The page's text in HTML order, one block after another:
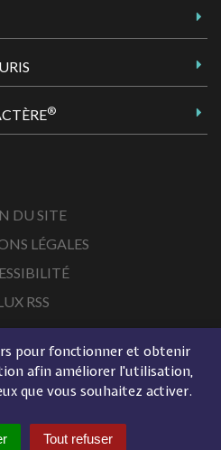
pour fonctionner et obtenir
afin améliorer l'utilisation,
que vous souhaitez activer.
Tout refuser
®
DU SITE
LÉGALES
RSS